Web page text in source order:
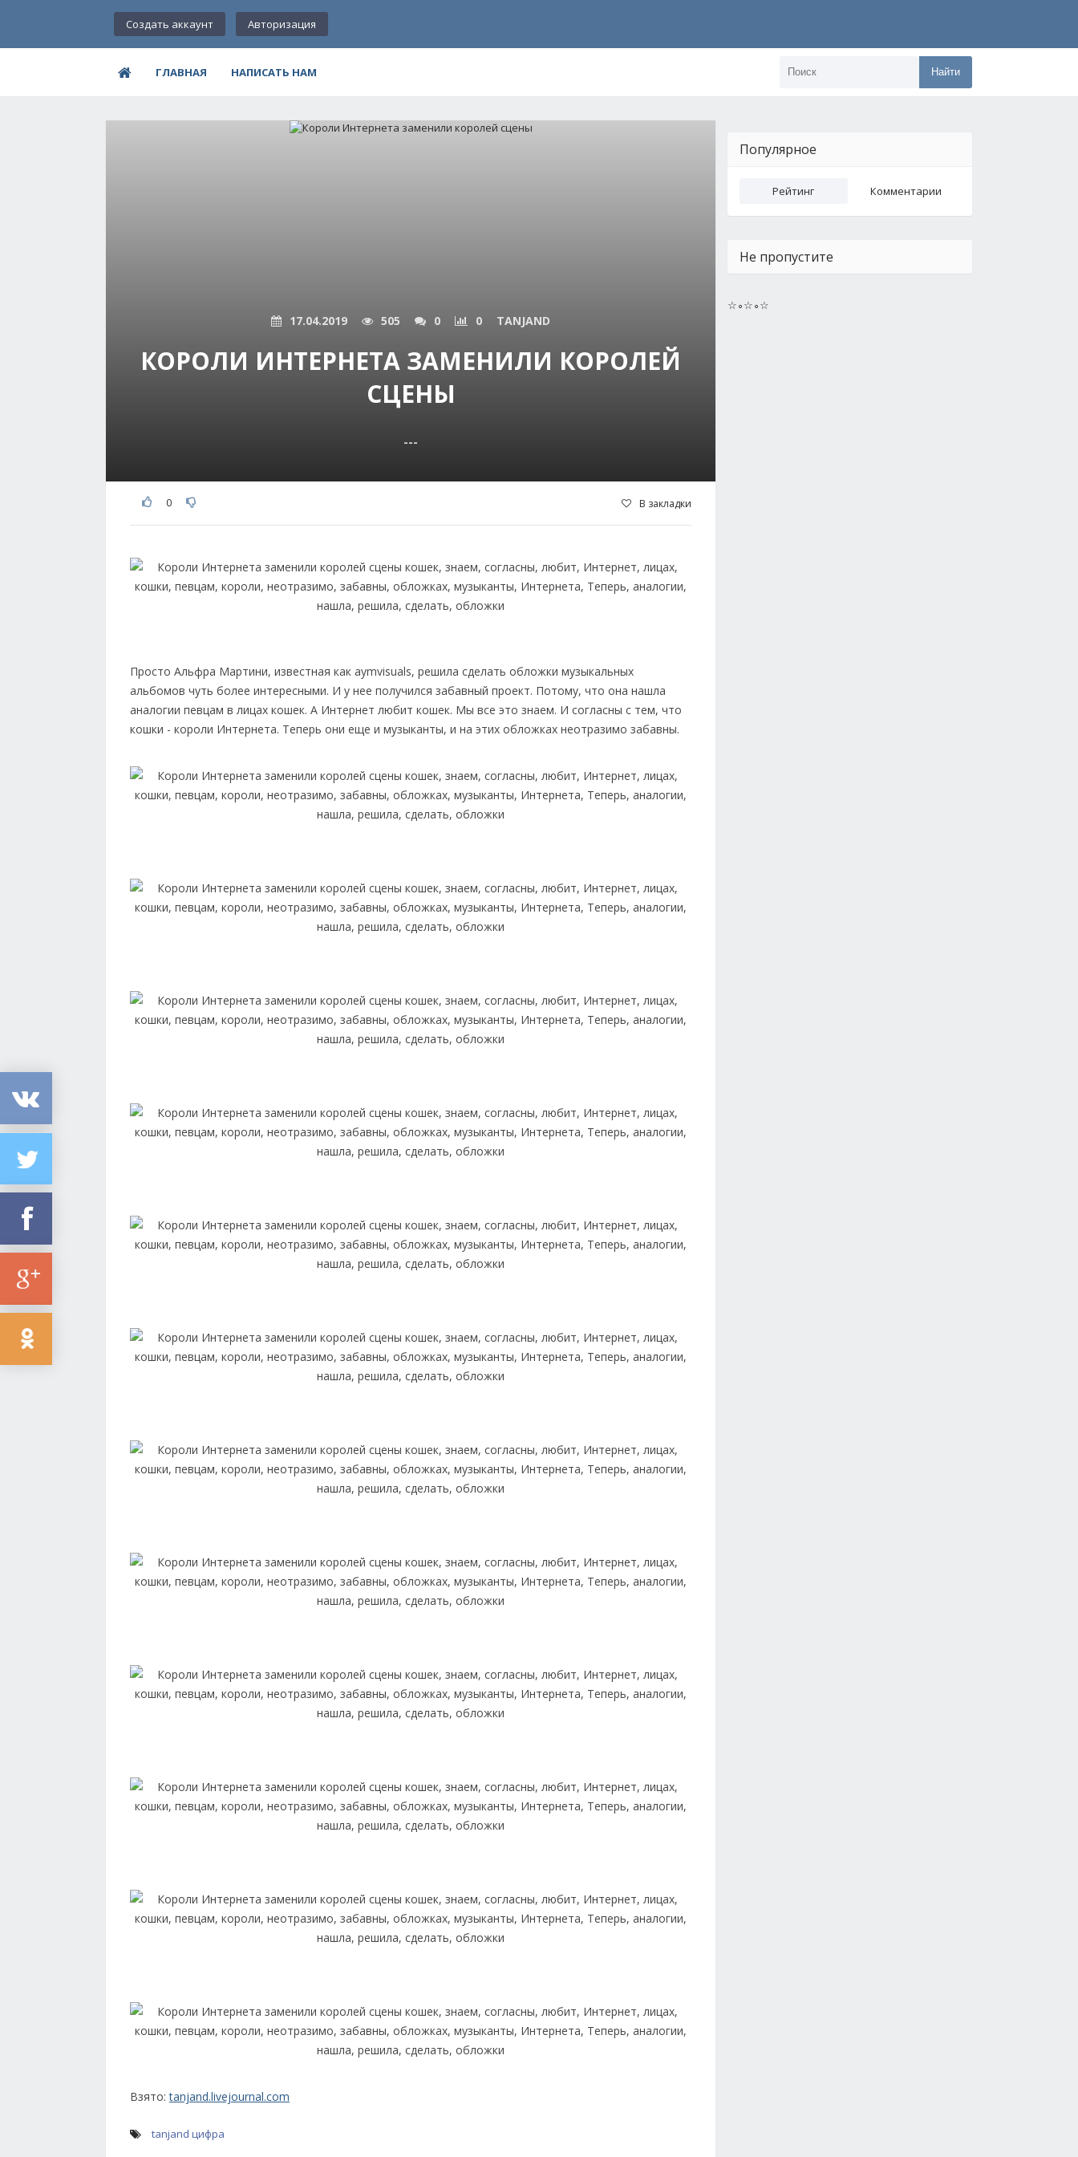
Создать аккаунт Авторизация
ГЛАВНАЯ НАПИСАТЬ НАМ Найти
17.04.2019 505 0 0 TANJAND
КОРОЛИ ИНТЕРНЕТА ЗАМЕНИЛИ КОРОЛЕЙ
СЦЕНЫ
---
0 В закладки
Просто Альфра Мартини, известная как aymvisuals, решила сделать обложки музыкальных
альбомов чуть более интересными. И у нее получился забавный проект. Потому, что она нашла
аналогии певцам в лицах кошек. А Интернет любит кошек. Мы все это знаем. И согласны с тем, что
кошки - короли Интернета. Теперь они еще и музыканты, и на этих обложках неотразимо забавны.
Взято:tanjand.livejournal.com
tanjand цифра
Популярное
Рейтинг Комментарии
Не пропустите
☆∘☆∘☆